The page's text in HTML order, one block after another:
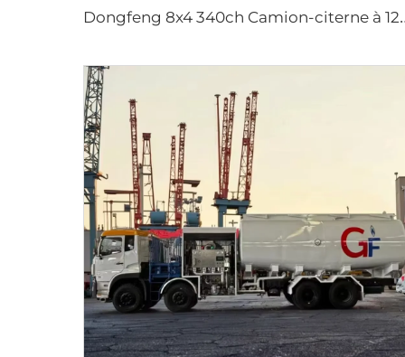
ongfeng 8x4 340ch Camion-citerne